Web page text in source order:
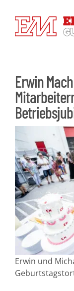
Inhalt
springen
Erwin
Erwin und